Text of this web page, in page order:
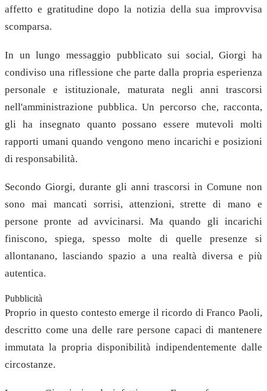
affetto e gratitudine dopo la notizia della sua improvvisa
scomparsa.
In un lungo messaggio pubblicato sui social, Giorgi ha
condiviso una riflessione che parte dalla propria esperienza
personale e istituzionale, maturata negli anni trascorsi
nell'amministrazione pubblica. Un percorso che, racconta,
gli ha insegnato quanto possano essere mutevoli molti
rapporti umani quando vengono meno incarichi e posizioni
di responsabilità.
Secondo Giorgi, durante gli anni trascorsi in Comune non
sono mai mancati sorrisi, attenzioni, strette di mano e
persone pronte ad avvicinarsi. Ma quando gli incarichi
finiscono, spiega, spesso molte di quelle presenze si
allontanano, lasciando spazio a una realtà diversa e più
autentica.
Pubblicità
Proprio in questo contesto emerge il ricordo di Franco Paoli,
descritto come una delle rare persone capaci di mantenere
immutata la propria disponibilità indipendentemente dalle
circostanze.